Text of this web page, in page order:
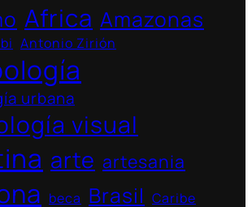
Africa Amazonas
Antonio Zirión
urbana
visual
arte artesania
beca Brasil Caribe